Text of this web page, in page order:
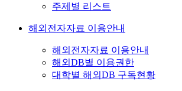
주제별 리스트
해외전자자료 이용안내
해외전자자료 이용안내
해외DB별 이용권한
대학별 해외DB 구독현황